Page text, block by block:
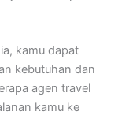
kamu dapat
kebutuhan dan
agen travel
kamu ke